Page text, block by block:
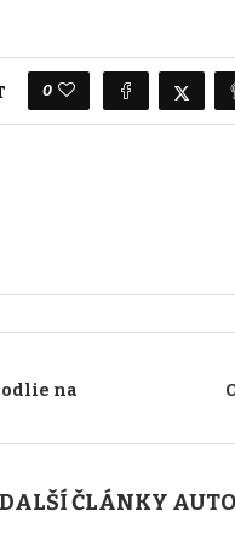
0
na
DALŠÍ ČLÁNKY